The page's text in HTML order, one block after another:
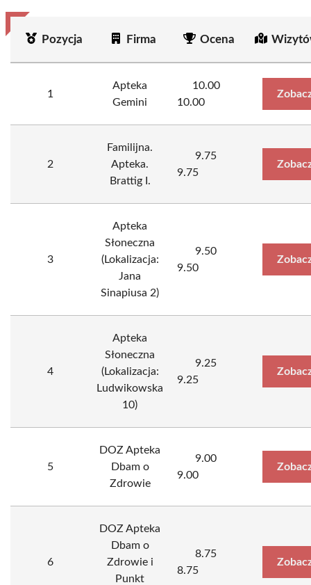
Pozycja Firma Ocena
1
Apteka
Gemini
10.00
10.00
2
Familijna.
Apteka.
Brattig I.
9.75
9.75
3
Apteka
Słoneczna
(Lokalizacja:
Jana
Sinapiusa 2)
9.50
9.50
4
Apteka
Słoneczna
(Lokalizacja:
Ludwikowska
10)
9.25
9.25
5
DOZ Apteka
Dbam o
Zdrowie
9.00
9.00
6
DOZ Apteka
Dbam o
Zdrowie i
Punkt
8.75
8.75